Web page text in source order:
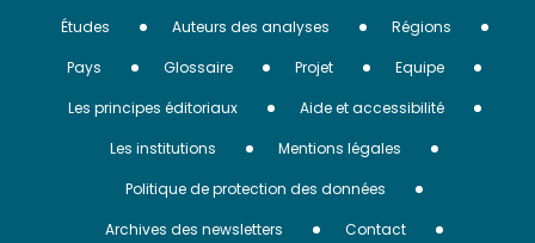
Menu
Pied
page
Études Auteurs des analyses
Régions
Pays
Glossaire Projet
Equipe
Les principes éditoriaux
Aide et accessibilité
Les institutions
Mentions légales
Politique de protection des données
Archives des newsletters
Contact